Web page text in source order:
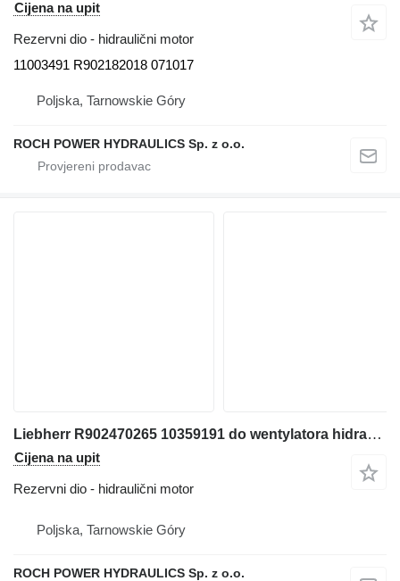
Cijena na upit
Rezervni dio - hidraulični motor
11003491 R902182018 071017
Poljska, Tarnowskie Góry
ROCH POWER HYDRAULICS Sp. z o.o.
Liebherr R902470265 10359191 do wentylatora hidraulični motor za Liebherr R946 bagera
Cijena na upit
Rezervni dio - hidraulični motor
Poljska, Tarnowskie Góry
ROCH POWER HYDRAULICS Sp. z o.o.